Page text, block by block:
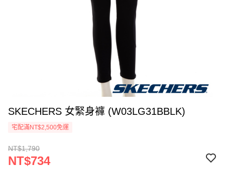
SKECHERS 女緊身褲 (W03LG31BBLK)
宅配滿NT$2,500免運
NT$1,790
NT$734